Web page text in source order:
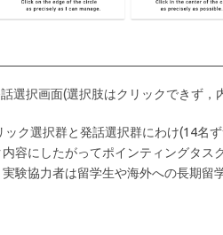
話選択画面(選択肢はクリックできず
ック選択群と発話選択群にわけ(14名
容にしたがってポインティングタス
験協力者は留学生や海外への長期